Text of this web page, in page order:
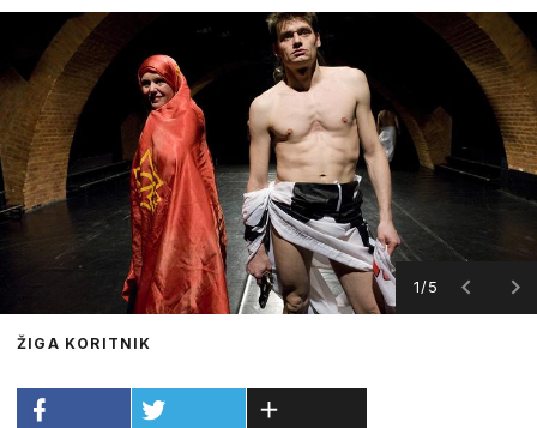
1/5
ŽIGA KORITNIK